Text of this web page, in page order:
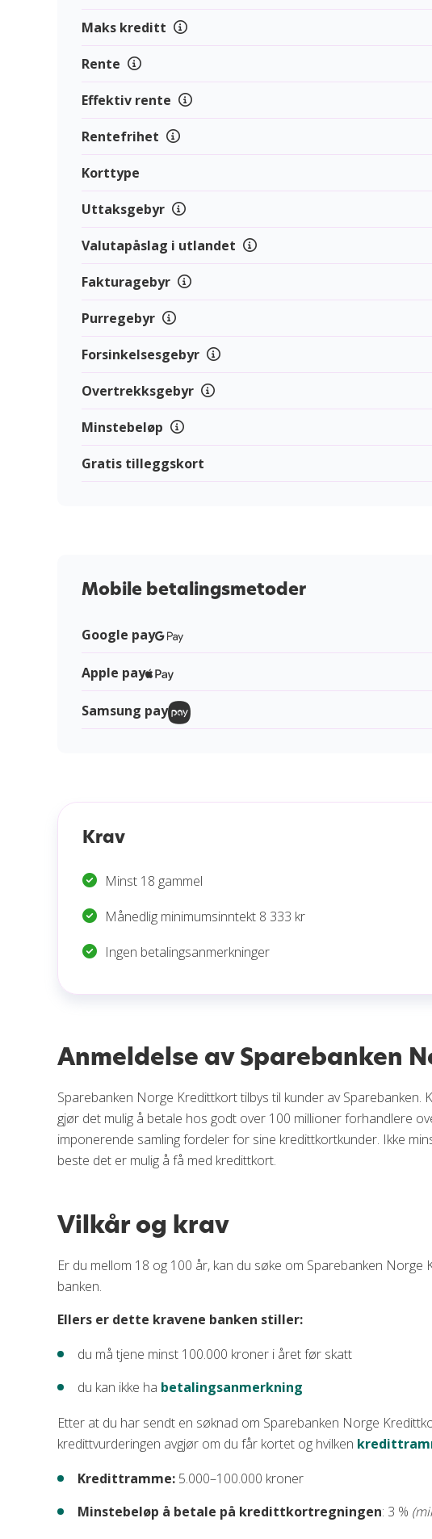
Maks kreditt
Rente
Effektiv rente
Rentefrihet
Korttype
Uttaksgebyr
Valutapåslag i utlandet
Fakturagebyr
Purregebyr
Forsinkelsesgebyr
Overtrekksgebyr
Minstebeløp
Gratis tilleggskort
Mobile betalingsmetoder
Google pay
Apple pay
Samsung pay
Krav
Minst 18 gammel
Månedlig minimumsinntekt 8 333 kr
Ingen betalingsanmerkninger
Anmeldelse av Sparebanken
Sparebanken Norge Kredittkort tilbys til kunder av
gjør det mulig å betale hos godt over 100 millioner forhandlere
imponerende samling fordeler for sine kredittkortkunder. Ikke
beste det er mulig å få med kredittkort.
Vilkår og krav
Er du mellom 18 og 100 år, kan du søke om Sparebanken
banken.
Ellers er dette kravene banken stiller:
du må tjene minst 100.000 kroner i året før skatt
du kan ikke ha betalingsanmerkning
Etter at du har sendt en søknad om Sparebanken Norge
kredittvurderingen avgjør om du får kortet og hvilken
Kredittramme: 5.000–100.000 kroner
Minstebeløp å betale på kredittkortregningen: 3 %